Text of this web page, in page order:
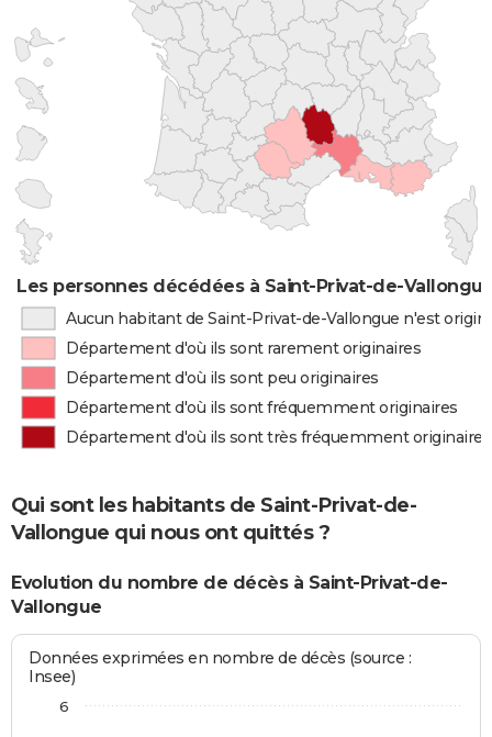
Les personnes décédées à Saint-Privat-de-
Aucun habitant de Saint-Privat-de-Vallongue n'est
Département d'où ils sont rarement originaires
Département d'où ils sont peu originaires
Département d'où ils sont fréquemment originaires
Département d'où ils sont très fréquemment originaires
Qui sont les habitants de Saint-Privat-de-
Vallongue qui nous ont quittés ?
Evolution du nombre de décès à Saint-Privat-de-
Vallongue
Données exprimées en nombre de décès (source :
Insee)
6